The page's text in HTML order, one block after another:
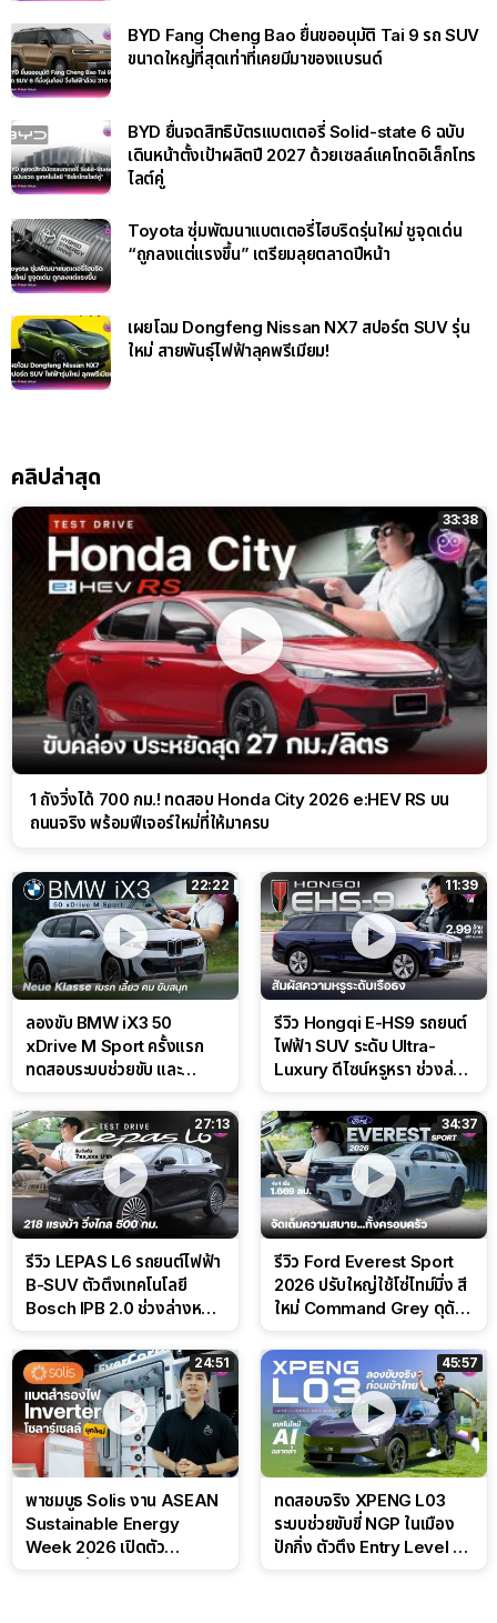
BYD Fang Cheng Bao ยื่นขออนุมัติ Tai 9 รถ SUV
ขนาดใหญ่ที่สุดเท่าที่เคยมีมาของแบรนด์
BYD ยื่นจดสิทธิบัตรแบตเตอรี่ Solid-state 6 ฉบับ
เดินหน้าตั้งเป้าผลิตปี 2027 ด้วยเซลล์แคโทดอิเล็กโทร
ไลต์คู่
Toyota ซุ่มพัฒนาแบตเตอรี่ไฮบริดรุ่นใหม่ ชูจุดเด่น
“ถูกลงแต่แรงขึ้น” เตรียมลุยตลาดปีหน้า
เผยโฉม Dongfeng Nissan NX7 สปอร์ต SUV รุ่น
ใหม่ สายพันธุ์ไฟฟ้าลุคพรีเมียม!
คลิปล่าสุด
33:38
1 ถังวิ่งได้ 700 กม.! ทดสอบ Honda City 2026 e:HEV RS บน
ถนนจริง พร้อมฟีเจอร์ใหม่ที่ให้มาครบ
22:22
ลองขับ BMW iX3 50
xDrive M Sport ครั้งแรก
ทดสอบระบบช่วยขับ และ
สนาม
11:39
รีวิว Hongqi E-HS9 รถยนต์
ไฟฟ้า SUV ระดับ Ultra-
Luxury ดีไซน์หรูหรา ช่วงล่าง
27:13
รีวิว LEPAS L6 รถยนต์ไฟฟ้า
B-SUV ตัวตึงเทคโนโลยี
Bosch IPB 2.0 ช่วงล่างหนึบ
34:37
รีวิว Ford Everest Sport
2026 ปรับใหญ่ใช้โซ่ไทม์มิ่ง สี
ใหม่ Command Grey ดุดัน
24:51
พาชมบูธ Solis งาน ASEAN
Sustainable Energy
Week 2026 เปิดตัว
45:57
ทดสอบจริง XPENG L03
ระบบช่วยขับขี่ NGP ในเมือง
ปักกิ่ง ตัวตึง Entry Level ที่